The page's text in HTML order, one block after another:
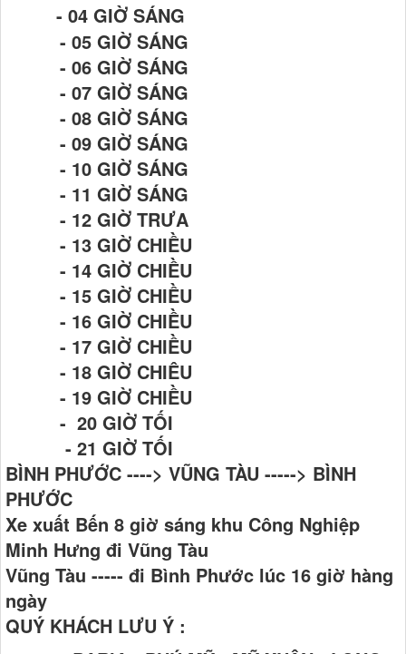
- 04 GIỜ SÁNG
- 05 GIỜ SÁNG
- 06 GIỜ SÁNG
- 07 GIỜ SÁNG
- 08 GIỜ SÁNG
- 09 GIỜ SÁNG
- 10 GIỜ SÁNG
- 11 GIỜ SÁNG
- 12 GIỜ TRƯA
- 13 GIỜ CHIỀU
- 14 GIỜ CHIỀU
- 15 GIỜ CHIỀU
- 16 GIỜ CHIỀU
- 17 GIỜ CHIỀU
- 18 GIỜ CHIÊU
- 19 GIỜ CHIỀU
- 20 GIỜ TỐI
- 21 GIỜ TỐI
BÌNH PHƯỚC ----> VŨNG TÀU -----> BÌNH
PHƯỚC
Xe xuất Bến 8 giờ sáng khu Công Nghiệp
Minh Hưng đi Vũng Tàu
Vũng Tàu ----- đi Bình Phước lúc 16 giờ hàng
ngày
QUÝ KHÁCH LƯU Ý :